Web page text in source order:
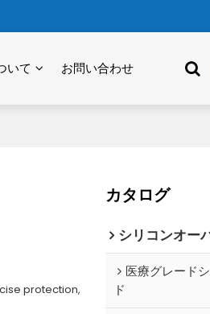
いて お問い合わせ
protection,
カタログ
シリコンオー
医療グレード
ド